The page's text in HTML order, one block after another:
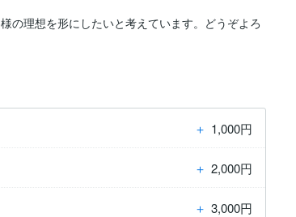
の理想を形にしたいと考えています。どうぞよろ
＋ 1,000円
＋ 2,000円
＋ 3,000円